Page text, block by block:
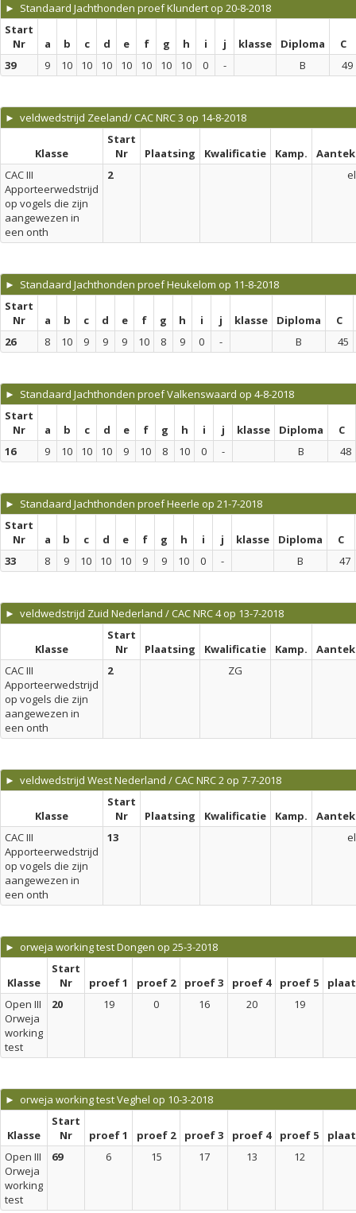
► Standaard Jachthonden proef Klundert op 20-8-2018
Start
Nr
a b c d e f g h i j klasse Diploma
C
39
9 10 10 10 10 10 10 10 0 - B 49
► veldwedstrijd Zeeland/ CAC NRC 3 op 14-8-2018
Klasse
Start
Nr
Plaatsing Kwalificatie Kamp.
CAC III
Apporteerwedstrijd
op vogels die zijn
aangewezen in
een onth
2 el
► Standaard Jachthonden proef Heukelom op 11-8-2018
Start
Nr
a b c d e f g h i j klasse Diploma
C
26
8 10 9 9 9 10 8 9 0 - B 45
► Standaard Jachthonden proef Valkenswaard op 4-8-2018
Start
Nr
a b c d e f g h i j klasse Diploma
C
16
9 10 10 10 9 10 8 10 0 - B 48
► Standaard Jachthonden proef Heerle op 21-7-2018
Start
Nr
a b c d e f g h i j klasse Diploma
C
33
8 9 10 10 10 9 9 10 0 - B 47
► veldwedstrijd Zuid Nederland / CAC NRC 4 op 13-7-2018
Klasse
Start
Nr
Plaatsing Kwalificatie Kamp.
CAC III
Apporteerwedstrijd
op vogels die zijn
aangewezen in
een onth
2 ZG
► veldwedstrijd West Nederland / CAC NRC 2 op 7-7-2018
Klasse
Start
Nr
Plaatsing Kwalificatie Kamp.
CAC III
Apporteerwedstrijd
op vogels die zijn
aangewezen in
een onth
13 el
► orweja working test Dongen op 25-3-2018
Klasse
Start
Nr
proef 1 proef 2 proef 3 proef 4 proef 5
Open III
Orweja
working
test
20 19 0 16 20 19
► orweja working test Veghel op 10-3-2018
Klasse
Start
Nr
proef 1 proef 2 proef 3 proef 4 proef 5
Open III
Orweja
working
test
69 6 15 17 13 12